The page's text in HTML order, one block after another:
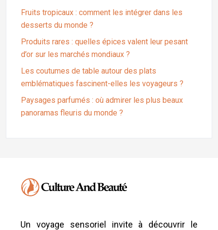
Fruits tropicaux : comment les intégrer dans les
desserts du monde ?
Produits rares : quelles épices valent leur pesant
d’or sur les marchés mondiaux ?
Les coutumes de table autour des plats
emblématiques fascinent-elles les voyageurs ?
Paysages parfumés : où admirer les plus beaux
panoramas fleuris du monde ?
Un voyage sensoriel invite à découvrir le